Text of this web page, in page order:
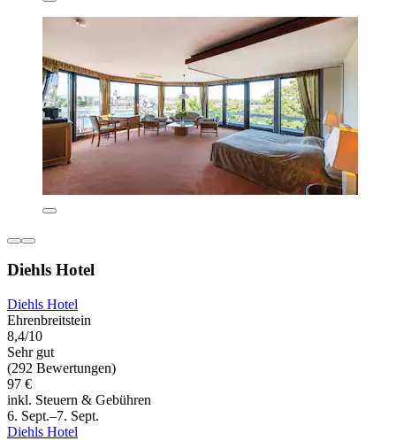
Diehls Hotel
Diehls Hotel
Ehrenbreitstein
8,4/10
Sehr gut
(292 Bewertungen)
97 €
inkl. Steuern & Gebühren
6. Sept.–7. Sept.
Diehls Hotel